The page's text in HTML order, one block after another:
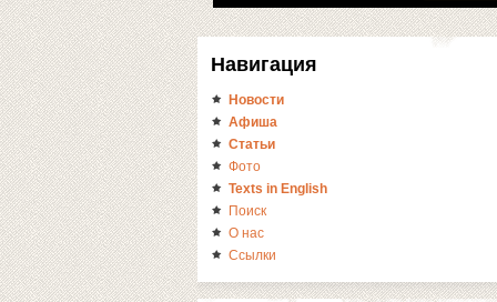
Навигация
Новости
Афиша
Статьи
Фото
Texts in English
Поиск
О нас
Ссылки